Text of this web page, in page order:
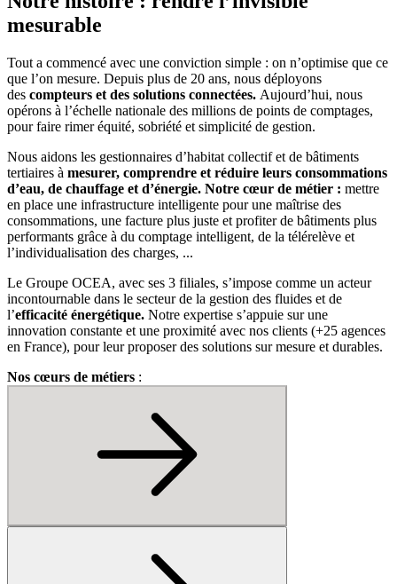
mesurable
Tout a commencé avec une conviction simple : on n’optimise que ce
que l’on mesure. Depuis plus de 20 ans, nous déployons
des compteurs et des solutions connectées. Aujourd’hui, nous
opérons à l’échelle nationale des millions de points de comptages,
pour faire rimer équité, sobriété et simplicité de gestion.
Nous aidons les gestionnaires d’habitat collectif et de bâtiments
tertiaires à mesurer, comprendre et réduire leurs consommations
d’eau, de chauffage et d’énergie. Notre cœur de métier : mettre
en place une infrastructure intelligente pour une maîtrise des
consommations, une facture plus juste et profiter de bâtiments plus
performants grâce à du comptage intelligent, de la télérelève et
l’individualisation des charges, ...
Le Groupe OCEA, avec ses 3 filiales, s’impose comme un acteur
incontournable dans le secteur de la gestion des fluides et de
l’efficacité énergétique. Notre expertise s’appuie sur une
innovation constante et une proximité avec nos clients (+25 agences
en France), pour leur proposer des solutions sur mesure et durables.
Nos cœurs de métiers :